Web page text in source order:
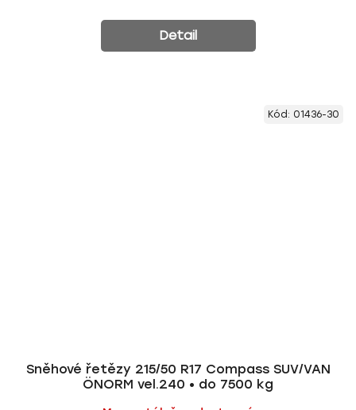
Detail
Sněhové řetězy 215/50 R17 Compass SUV/VAN
ÖNORM vel.240 • do 7500 kg
Kód: 01436-30